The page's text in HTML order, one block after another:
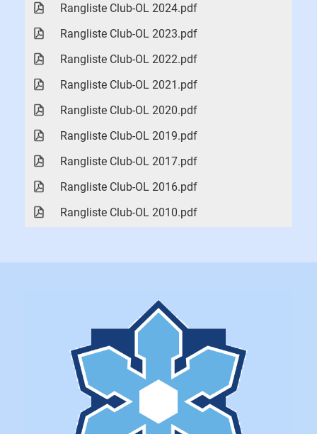
Rangliste Club-OL 2024.pdf
Rangliste Club-OL 2023.pdf
Rangliste Club-OL 2022.pdf
Rangliste Club-OL 2021.pdf
Rangliste Club-OL 2020.pdf
Rangliste Club-OL 2019.pdf
Rangliste Club-OL 2017.pdf
Rangliste Club-OL 2016.pdf
Rangliste Club-OL 2010.pdf